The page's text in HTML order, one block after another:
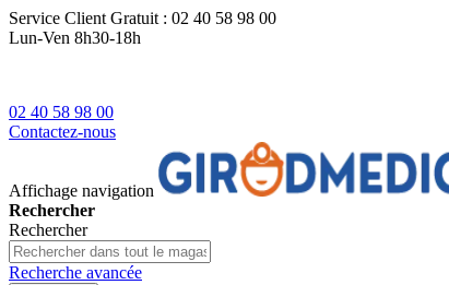
Service Client Gratuit : 02 40 58 98 00
Lun-Ven 8h30-18h
02 40 58 98 00
Contactez-nous
Affichage navigation
Rechercher
Rechercher
Recherche avancée